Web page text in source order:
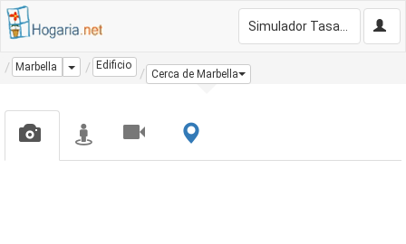
Marbella Dropdown
Edificio
Cerca de Marbella